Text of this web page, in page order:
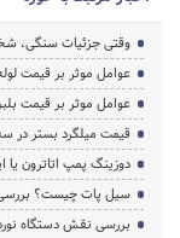
وقتی جزئیات سنگی،
عوامل موثر بر قیمت لوله
عوامل موثر بر قیمت
قیمت میلگرد بستر در سه
دوزینگ پمپ اتاترون یا
سیل پات چیست؟ بررسی
بررسی نقش دستگاه